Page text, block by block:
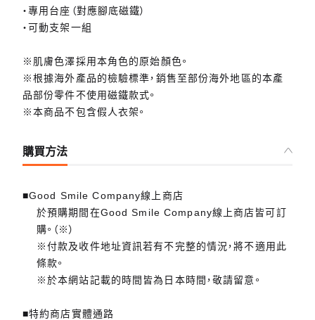
・專用台座（對應腳底磁鐵）
・可動支架一組
※肌膚色澤採用本角色的原始顏色。
※根據海外產品的檢驗標準，銷售至部份海外地區的本產
品部份零件不使用磁鐵款式。
※本商品不包含假人衣架。
購買方法
■Good Smile Company線上商店
於預購期間在Good Smile Company線上商店皆可訂
購。（※）
※付款及收件地址資訊若有不完整的情況，將不適用此
條款。
※於本網站記載的時間皆為日本時間，敬請留意。
■特約商店實體通路